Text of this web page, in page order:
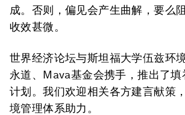
成。否则，偏见会产生曲解，要么
收效甚微。
世界经济论坛与斯坦福大学伍兹环
永道、Mava基金会携手，推出了
计划。我们欢迎相关各方建言献策
境管理体系助力。